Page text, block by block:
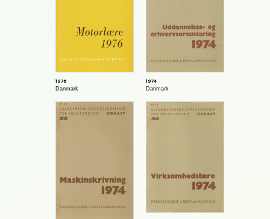
1976
Danmark
1974
Danmark